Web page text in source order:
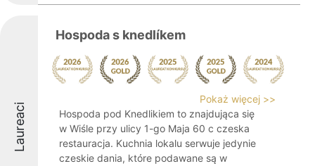
Laureaci
Hospoda s knedlíkem
Pokaż więcej >>
Hospoda pod Knedlikiem to znajdująca się
w Wiśle przy ulicy 1-go Maja 60 c czeska
restauracja. Kuchnia lokalu serwuje jedynie
czeskie dania, które podawane są w